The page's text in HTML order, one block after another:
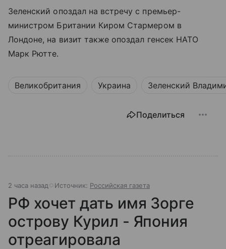
Зеленский опоздал на встречу с премьер-
министром Британии Киром Стармером в
Лондоне, на визит также опоздал генсек НАТО
Марк Рютте.
Великобритания Украина Зеленский
Поделиться
2 часа назад Источник: Российская газета
РФ хочет дать имя Зорге
острову Курил - Япония
отреагировала